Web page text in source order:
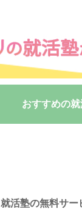
おすすめの
就活塾の無料サ